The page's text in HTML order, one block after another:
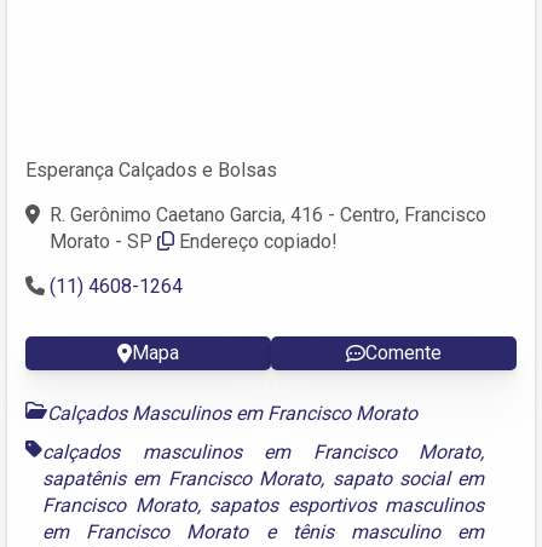
Esperança Calçados e Bolsas
R. Gerônimo Caetano Garcia, 416 - Centro, Francisco
Morato - SP
Endereço copiado!
(11) 4608-1264
Mapa Comente
Calçados Masculinos em Francisco Morato
calçados masculinos em Francisco Morato,
sapatênis em Francisco Morato, sapato social em
Francisco Morato, sapatos esportivos masculinos
em Francisco Moratoe
tênis masculino em